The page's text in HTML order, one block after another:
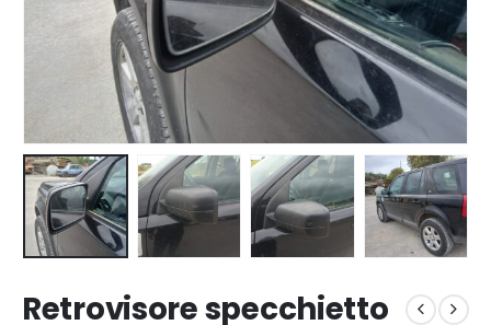
Retrovisore specchietto